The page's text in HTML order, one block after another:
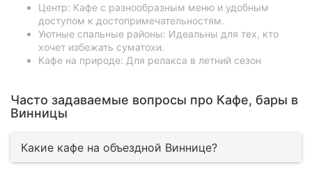
Центр: Кафе с разнообразным меню и удобным
доступом к достопримечательностям.
Уютные спальные районы: Идеальны для тех, кто
хочет избежать суматохи.
Кафе на природе: Для релакса в летний сезон
Часто задаваемые вопросы про Кафе, бары в
Винницы
Какие кафе на объездной Виннице?